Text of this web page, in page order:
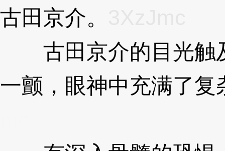
古田京介。
古田京介的目光触
一颤，眼神中充满了复